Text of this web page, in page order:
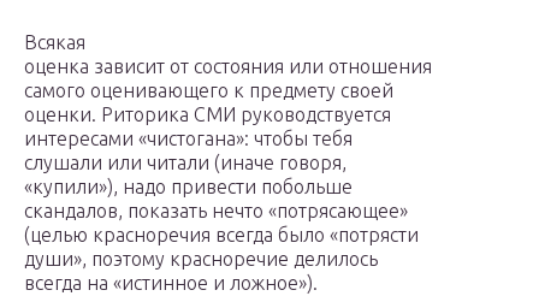
Всякая
оценка зависит от состояния или отношения
самого оценивающего к предмету своей
оценки. Риторика СМИ руководствуется
интересами «чистогана»: чтобы тебя
слушали или читали (иначе говоря,
«купили»), надо привести побольше
скандалов, показать нечто «потрясающее»
(целью красноречия всегда было «потрясти
души», поэтому красноречие делилось
всегда на «истинное и ложное»).